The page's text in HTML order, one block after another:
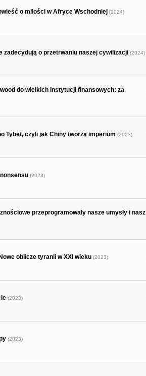
o miłości w Afryce Wschodniej (2024)
zadecydują o przetrwaniu naszej cywilizacji (2024)
do wielkich instytucji finansowych: za
Tybet, czyli jak Chiny tworzą imperium (2023)
(2023)
przeprogramowały nasze umysły i nasz
oblicze tyranii w XXI wieku (2023)
(2023)
(2023)